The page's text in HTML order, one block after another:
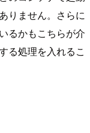
りません。さらに
るかもこちらが介
る処理を入れるこ